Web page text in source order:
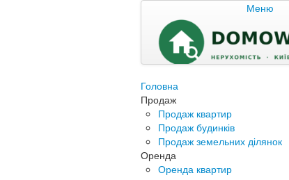
Меню
Головна
Продаж
Продаж квартир
Продаж будинків
Продаж земельних ділянок
Оренда
Оренда квартир